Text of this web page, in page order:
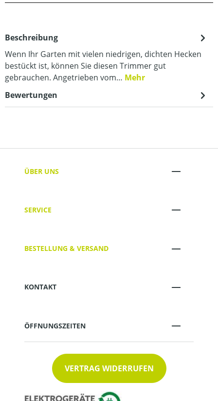
Beschreibung
Wenn Ihr Garten mit vielen niedrigen, dichten Hecken
bestückt ist, können Sie diesen Trimmer gut
gebrauchen. Angetrieben vom… Mehr
Bewertungen
ÜBER UNS
SERVICE
BESTELLUNG & VERSAND
KONTAKT
ÖFFNUNGSZEITEN
VERTRAG WIDERRUFEN